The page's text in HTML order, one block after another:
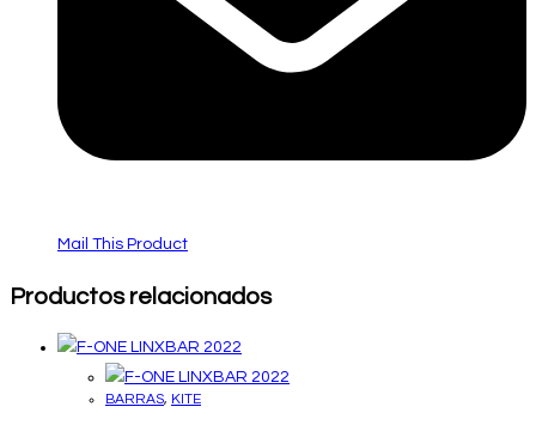
Mail This Product
Productos relacionados
BARRAS, KITE